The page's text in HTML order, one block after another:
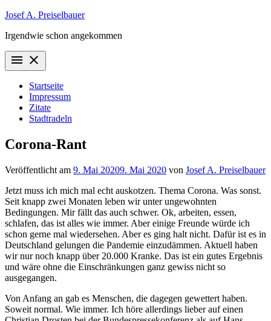
Zum
springen
Josef A. Preiselbauer
Irgendwie schon angekommen
menu close
Startseite
Impressum
Zitate
Stadtradeln
Corona-Rant
Veröffentlicht am 9. Mai 20209. Mai 2020 von Josef A. Preiselbauer
Jetzt muss ich mich mal echt auskotzen. Thema Corona. Was sonst.
Seit knapp zwei Monaten leben wir unter ungewohnten
Bedingungen. Mir fällt das auch schwer. Ok, arbeiten, essen,
schlafen, das ist alles wie immer. Aber einige Freunde würde ich
schon gerne mal wiedersehen. Aber es ging halt nicht. Dafür ist es in
Deutschland gelungen die Pandemie einzudämmen. Aktuell haben
wir nur noch knapp über 20.000 Kranke. Das ist ein gutes Ergebnis
und wäre ohne die Einschränkungen ganz gewiss nicht so
ausgegangen.
Von Anfang an gab es Menschen, die dagegen gewettert haben.
Soweit normal. Wie immer. Ich höre allerdings lieber auf einen